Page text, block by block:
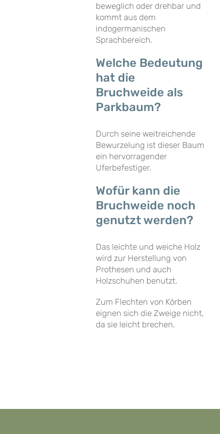
beweglich oder drehbar und
kommt aus dem
indogermanischen
Sprachbereich.
Welche Bedeutung
hat die
Bruchweide als
Parkbaum?
Durch seine weitreichende
Bewurzelung ist dieser Baum
ein hervorragender
Uferbefestiger.
Wofür kann die
Bruchweide noch
genutzt werden?
Das leichte und weiche Holz
wird zur Herstellung von
Prothesen und auch
Holzschuhen benutzt.
Zum Flechten von Körben
eignen sich die Zweige nicht,
da sie leicht brechen.